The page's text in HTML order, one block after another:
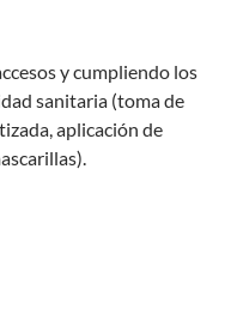
y cumpliendo los
sanitaria (toma de
aplicación de